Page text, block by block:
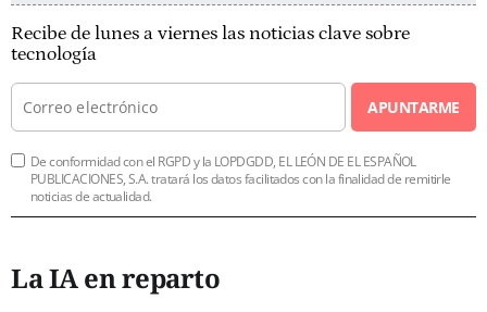
Recibe de lunes a viernes las noticias clave sobre
tecnología
APUNTARME
De conformidad con el RGPD y la LOPDGDD, EL LEÓN DE EL ESPAÑOL
PUBLICACIONES, S.A. tratará los datos facilitados con la finalidad de remitirle
noticias de actualidad.
La IA en reparto